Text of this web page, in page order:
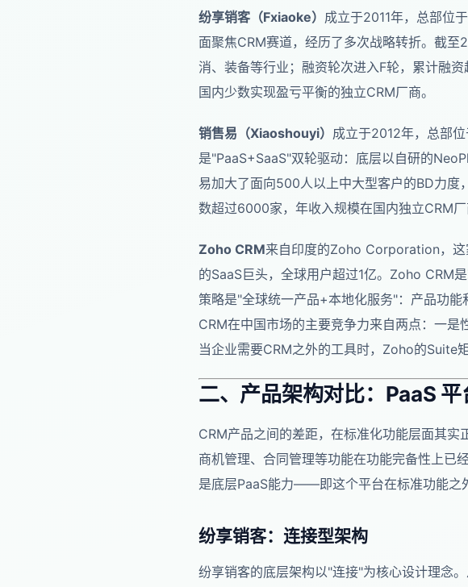
纷享销客（Fxiaoke） 成立于2011年，总部位
面聚焦CRM赛道，经历了多次战略转折。截
消、装备等行业；融资轮次进入F轮，累计融
国内少数实现盈亏平衡的独立CRM厂商。
销售易（Xiaoshouyi） 成立于2012年，总部
是"PaaS+SaaS"双轮驱动：底层以自研的
易加大了面向500人以上中大型客户的BD力度
数超过6000家，年收入规模在国内独立CRM厂
Zoho CRM来自印度的Zoho Corporation，
的SaaS巨头，全球用户超过1亿。Zoho CRM
策略是"全球统一产品+本地化服务"：产品功
CRM在中国市场的主要竞争力来自两点：一
当企业需要CRM之外的工具时，Zoho的Suite
二、产品架构对比：PaaS
CRM产品之间的差距，在标准化功能层面其实
商机管理、合同管理等功能在功能完备性上已
是底层PaaS能力——即这个平台在标准功能之
纷享销客：连接型架构
纷享销客的底层架构以"连接"为核心设计理念